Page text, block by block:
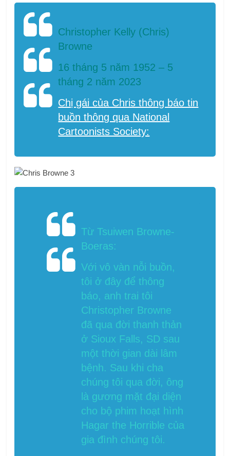
Christopher Kelly (Chris)
Browne
16 tháng 5 năm 1952 – 5
tháng 2 năm 2023
Chị gái của Chris thông báo tin
buồn thông qua National
Cartoonists Society:
Từ Tsuiwen Browne-
Boeras:
Với vô vàn nỗi buồn,
tôi ở đây để thông
báo, anh trai tôi
Christopher Browne
đã qua đời thanh thản
ở Sioux Falls, SD sau
một thời gian dài lâm
bệnh. Sau khi cha
chúng tôi qua đời, ông
là gương mặt đại diện
cho bộ phim hoạt hình
Hagar the Horrible của
gia đình chúng tôi.